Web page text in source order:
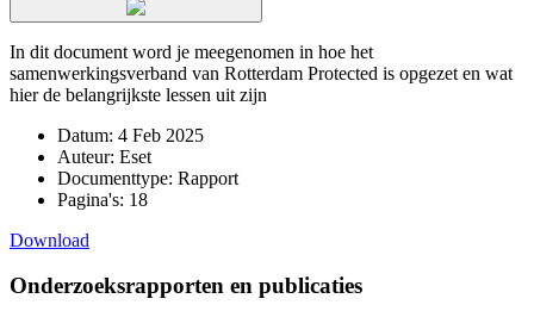
In dit document word je meegenomen in hoe het
samenwerkingsverband van Rotterdam Protected is opgezet en wat
hier de belangrijkste lessen uit zijn
Datum: 4 Feb 2025
Auteur: Eset
Documenttype: Rapport
Pagina's: 18
Download
Onderzoeksrapporten en publicaties